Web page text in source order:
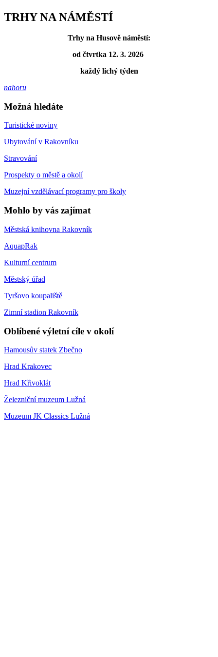
TRHY NA NÁMĚSTÍ
Trhy na Husově náměstí:
od čtvrtka 12. 3. 2026
každý lichý týden
nahoru
Možná hledáte
Turistické noviny
Ubytování v Rakovníku
Stravování
Prospekty o městě a okolí
Muzejní vzdělávací programy pro školy
Mohlo by vás zajímat
Městská knihovna Rakovník
AquapRak
Kulturní centrum
Městský úřad
Tyršovo koupaliště
Zimní stadion Rakovník
Oblíbené výletní cíle v okolí
Hamousův statek Zbečno
Hrad Krakovec
Hrad Křivoklát
Železniční muzeum Lužná
Muzeum JK Classics Lužná